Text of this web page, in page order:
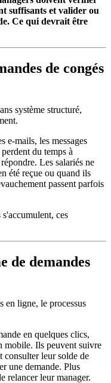
suffisants et valider ou
Ce qui devrait être
de congés
système structuré,
e-mails, les messages
du temps à
Les salariés ne
été reçue ou quand ils
passent parfois
ces
de demandes
en ligne, le processus
en quelques clics,
mobile. Ils peuvent suivre
consulter leur solde de
une demande. Plus
relancer leur manager.